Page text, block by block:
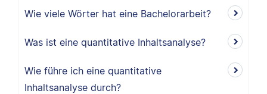
Wie viele Wörter hat eine Bachelorarbeit?
Was ist eine quantitative Inhaltsanalyse?
Wie führe ich eine quantitative
Inhaltsanalyse durch?